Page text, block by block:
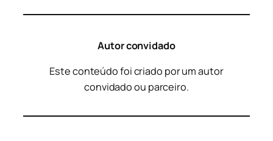
Autor convidado
Este conteúdo foi criado por um autor
convidado ou parceiro.